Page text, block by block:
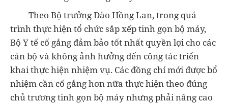
Theo Bộ trưởng Đào Hồng Lan, trong quá
trình thực hiện tổ chức sắp xếp tinh gọn bộ máy,
Bộ Y tế cố gắng đảm bảo tốt nhất quyền lợi cho các
cán bộ và không ảnh hưởng đến công tác triển
khai thực hiện nhiệm vụ. Các đồng chí mới được bổ
nhiệm cần cố gắng hơn nữa thực hiện theo đúng
chủ trương tinh gọn bộ máy nhưng phải nâng cao